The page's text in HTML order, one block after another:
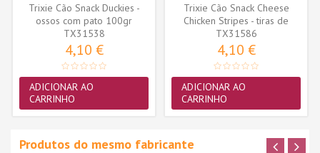
Trixie Cão Snack Duckies -
ossos com pato 100gr
(TX31538)
TX31538
4,10 €
ADICIONAR AO
CARRINHO
Trixie Cão Snack Cheese
Chicken Stripes - tiras de
frango...
TX31586
4,10 €
ADICIONAR AO
CARRINHO
Produtos do mesmo fabricante